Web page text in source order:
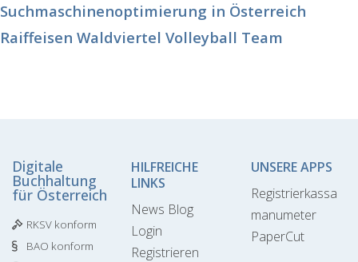
Suchmaschinenoptimierung in Österreich
Raiffeisen Waldviertel Volleyball Team
Digitale
Buchhaltung
für Österreich
RKSV konform
BAO konform
HILFREICHE
LINKS
News Blog
Login
Registrieren
UNSERE APPS
Registrierkassa
manumeter
PaperCut